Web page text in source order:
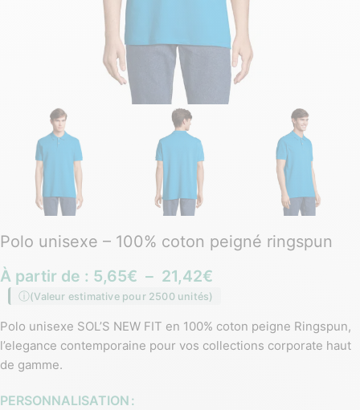
Polo unisexe – 100% coton peigné ringspun
À partir de : 5,65€ – 21,42€
(Valeur estimative pour 2500 unités)
Polo unisexe SOL’S NEW FIT en 100% coton peigne Ringspun,
l’elegance contemporaine pour vos collections corporate haut
de gamme.
PERSONNALISATION